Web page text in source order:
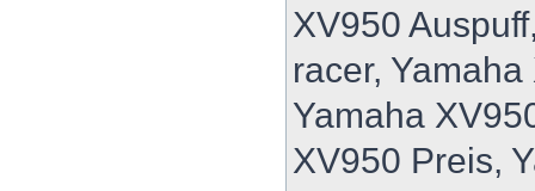
XV950
racer,
Yamaha
XV950 Preis,